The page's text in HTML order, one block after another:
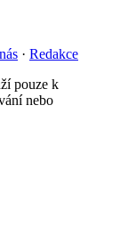
· Redakce
pouze k
nebo